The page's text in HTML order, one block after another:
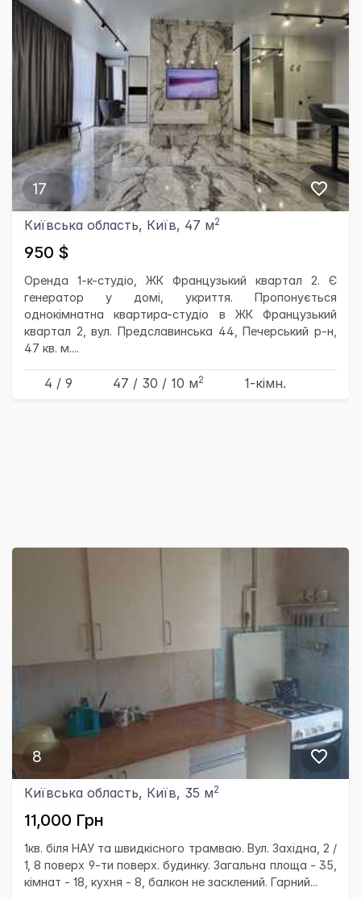
17
Київська область, Київ, 47 м2
950 $
Оренда 1-к-студіо, ЖК Французький квартал 2. Є
генератор у домі, укриття. Пропонується
однокімнатна квартира-студіо в ЖК Французький
квартал 2, вул. Предславинська 44, Печерський р-н,
47 кв. м....
4 / 9 47 / 30 / 10 м2 1-кімн.
8
Київська область, Київ, 35 м2
11,000 Грн
1кв. біля НАУ та швидкісного трамваю. Вул. Західна, 2 /
1, 8 поверх 9-ти поверх. будинку. Загальна площа - 35,
кімнат - 18, кухня - 8, балкон не засклений. Гарний...